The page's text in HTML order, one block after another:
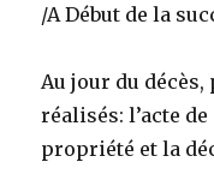
/A Début de la
Au jour du
réalisés: l’acte
propriété et la